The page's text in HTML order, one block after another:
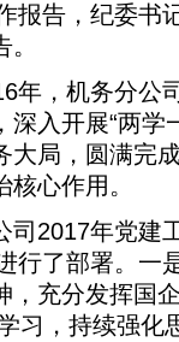
报告，纪委书
，机务分公
入开展“两学
大局，圆满完
心作用。
2017年党建
行了部署。一
，充分发挥国
习，持续强化